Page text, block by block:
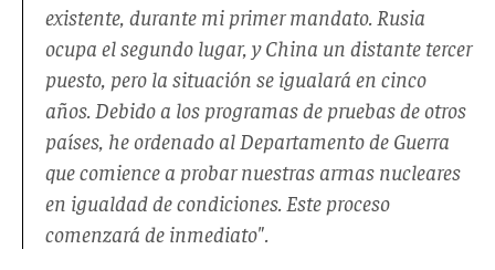
existente, durante mi primer mandato. Rusia
ocupa el segundo lugar, y China un distante tercer
puesto, pero la situación se igualará en cinco
años. Debido a los programas de pruebas de otros
países, he ordenado al Departamento de Guerra
que comience a probar nuestras armas nucleares
en igualdad de condiciones. Este proceso
comenzará de inmediato".